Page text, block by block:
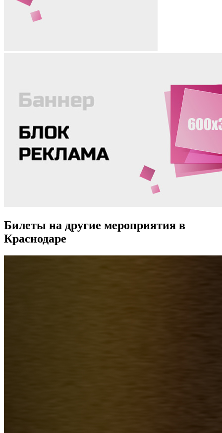
Билеты на другие мероприятия в
Краснодаре